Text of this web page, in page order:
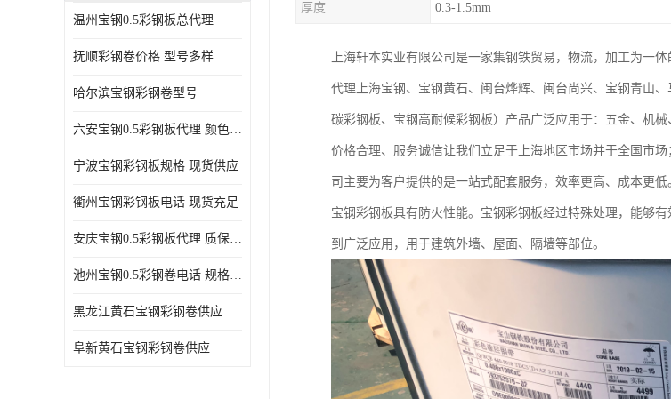
温州宝钢0.5彩钢板总代理
抚顺彩钢卷价格 型号多样
哈尔滨宝钢彩钢卷型号
六安宝钢0.5彩钢板代理 颜色定制
宁波宝钢彩钢板规格 现货供应
衢州宝钢彩钢板电话 现货充足
安庆宝钢0.5彩钢板代理 质保十年起
池州宝钢0.5彩钢卷电话 规格多样
黑龙江黄石宝钢彩钢卷供应
阜新黄石宝钢彩钢卷供应
厚度 0.3-1.5mm
上海轩本实业有限公司是一家集钢铁贸易，物流，加工为一
代理上海宝钢、宝钢黄石、闽台烨辉、闽台尚兴、宝钢青山
碳彩钢板、宝钢高耐候彩钢板）产品广泛应用于：五金、机
价格合理、服务诚信让我们立足于上海地区市场并于全国市
司主要为客户提供的是一站式配套服务，效率更高、成本更低
宝钢彩钢板具有防火性能。宝钢彩钢板经过特殊处理，能够
到广泛应用，用于建筑外墙、屋面、隔墙等部位。